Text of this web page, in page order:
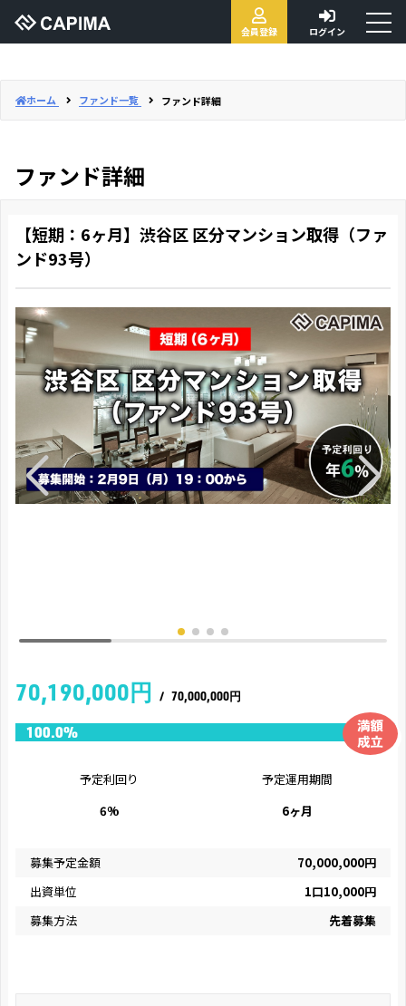
会員登録 ログイン
ホーム ファンド一覧 ファンド詳細
ファンド詳細
【短期：6ヶ月】渋谷区 区分マンション取得（ファ
ンド93号）
70,190,000円 / 70,000,000円
予定利回り
6%
予定運用期間
6ヶ月
募集予定金額
70,000,000円
出資単位
1口10,000円
募集方法
先着募集